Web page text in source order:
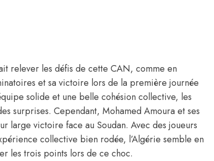
relever les défis de cette CAN, comme en
et sa victoire lors de la première journée
solide et une belle cohésion collective, les
surprises. Cependant, Mohamed Amoura et ses
large victoire face au Soudan. Avec des joueurs
collective bien rodée, l’Algérie semble en
les trois points lors de ce choc.